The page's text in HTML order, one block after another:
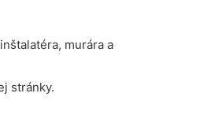
murára a
stránky.